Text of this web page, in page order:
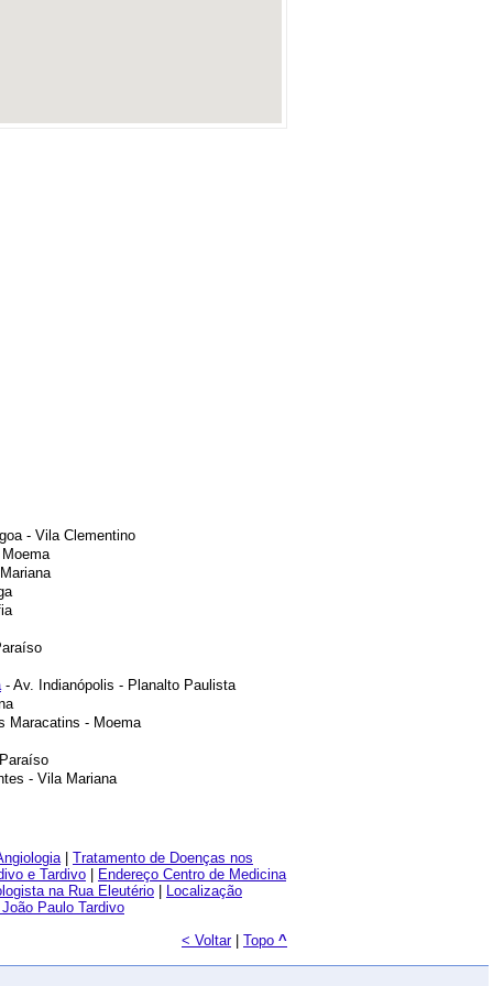
- Vila Clementino
- Av. Indianópolis - Planalto Paulista
Maracatins - Moema
- Vila Mariana
| Tratamento de Doenças nos
e Tardivo
Endereço Centro de Medicina
na Rua Eleutério
Localização
João Paulo Tardivo
< Voltar| Topo ^